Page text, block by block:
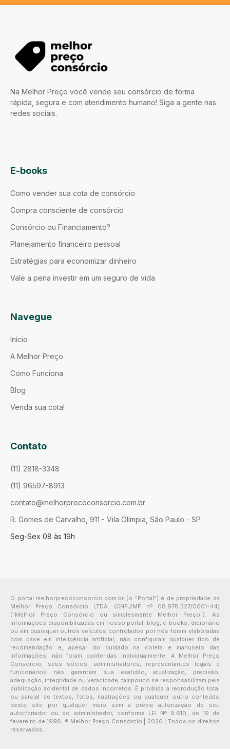
Na Melhor Preço você vende seu consórcio de forma
rápida, segura e com atendimento humano! Siga a gente nas
redes sociais.
E-books
Como vender sua cota de consórcio
Compra consciente de consórcio
Consórcio ou Financiamento?
Planejamento financeiro pessoal
Estratégias para economizar dinheiro
Vale a pena investir em um seguro de vida
Navegue
Início
A Melhor Preço
Como Funciona
Blog
Venda sua cota!
Contato
(11) 2818-3348
(11) 96597-8913
contato@melhorprecoconsorcio.com.br
R. Gomes de Carvalho, 911 - Vila Olímpia, São Paulo - SP
Seg-Sex 08 às 19h
O portal melhorprecoconsorcio.com.br (o "Portal") é de propriedade da
Melhor Preço Consórcio LTDA. (CNPJ/MF nº 08.978.327/0001-44)
("Melhor Preço Consórcio ou simplesmente Melhor Preço"). As
informações disponibilizadas em nosso portal, blog, e-books, dicionário
ou em quaisquer outros veículos controlados por nós foram elaboradas
com base em inteligência artificial, não configuram qualquer tipo de
recomendação e, apesar do cuidado na coleta e manuseio das
informações, não foram conferidas individualmente. A Melhor Preço
Consórcio, seus sócios, administradores, representantes legais e
funcionários não garantem sua exatidão, atualização, precisão,
adequação, integridade ou veracidade, tampouco se responsabilizam pela
publicação acidental de dados incorretos. É proibida a reprodução total
ou parcial de textos, fotos, ilustrações ou qualquer outro conteúdo
deste site por qualquer meio sem a prévia autorização de seu
autor/criador ou do administrador, conforme LEI Nº 9.610, de 19 de
fevereiro de 1998. ® Melhor Preço Consórcio | 2026 | Todos os direitos
reservados.